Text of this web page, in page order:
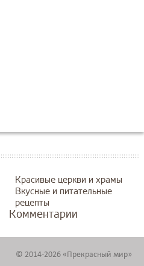
Красивые церкви и храмы
Вкусные и питательные
рецепты
Комментарии
© 2014-2026 «Прекрасный мир»